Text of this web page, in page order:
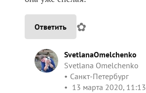
Ответить ✿
SvetlanaOmelchenko
Svetlana Omelchenko
Санкт-Петербург
13 марта 2020, 11:13